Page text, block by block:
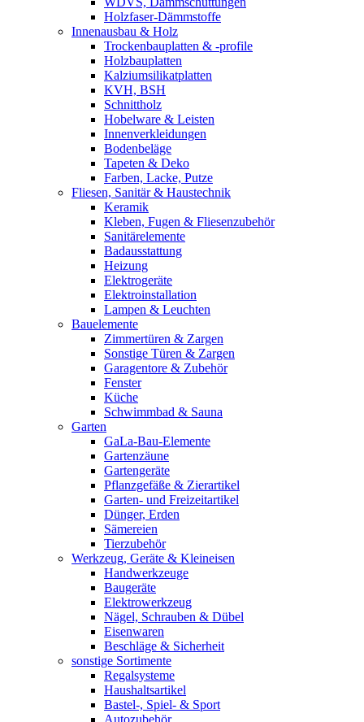
Holzfaser-Dämmstoffe
Innenausbau & Holz
Trockenbauplatten & -profile
Holzbauplatten
Kalziumsilikatplatten
KVH, BSH
Schnittholz
Hobelware & Leisten
Innenverkleidungen
Bodenbeläge
Tapeten & Deko
Farben, Lacke, Putze
Fliesen, Sanitär & Haustechnik
Keramik
Kleben, Fugen & Fliesenzubehör
Sanitärelemente
Badausstattung
Heizung
Elektrogeräte
Elektroinstallation
Lampen & Leuchten
Bauelemente
Zimmertüren & Zargen
Sonstige Türen & Zargen
Garagentore & Zubehör
Fenster
Küche
Schwimmbad & Sauna
Garten
GaLa-Bau-Elemente
Gartenzäune
Gartengeräte
Pflanzgefäße & Zierartikel
Garten- und Freizeitartikel
Dünger, Erden
Sämereien
Tierzubehör
Werkzeug, Geräte & Kleineisen
Handwerkzeuge
Baugeräte
Elektrowerkzeug
Nägel, Schrauben & Dübel
Eisenwaren
Beschläge & Sicherheit
sonstige Sortimente
Regalsysteme
Haushaltsartikel
Bastel-, Spiel- & Sport
Autozubehör